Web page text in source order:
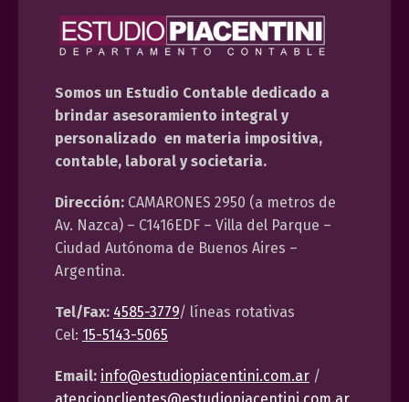
Somos un Estudio Contable dedicado a
brindar asesoramiento integral y
personalizado en materia impositiva,
contable, laboral y societaria.
Dirección: CAMARONES 2950 (a metros de
Av. Nazca) – C1416EDF – Villa del Parque –
Ciudad Autónoma de Buenos Aires –
Argentina.
Tel/Fax: 4585-3779/ líneas rotativas
Cel: 15-5143-5065
Email: info@estudiopiacentini.com.ar /